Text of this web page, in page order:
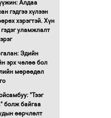
ил тод болгоно
Улс “COP17”-д
эмийг нэг эх
худалдан авах
хэмнэлтийн
Алдаа
гэдгээ хүлээн
хэрэгтэй. Хүн
гэдэг уламжлалт
Эдийн
эрх чөлөө бол
мөрөөдөл
"Тээг
болж байгаа
өөрчлөлт